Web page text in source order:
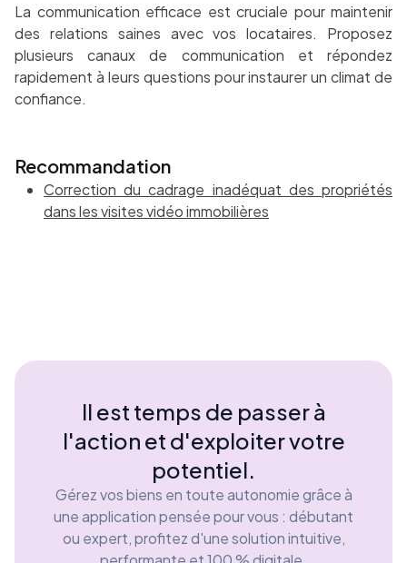
La communication efficace est cruciale pour maintenir
des relations saines avec vos locataires. Proposez
plusieurs canaux de communication et répondez
rapidement à leurs questions pour instaurer un climat de
confiance.
Recommandation
Correction du cadrage inadéquat des propriétés
dans les visites vidéo immobilières
Il est temps de passer à
l'action et d'exploiter votre
potentiel.
Gérez vos biens en toute autonomie grâce à
une application pensée pour vous : débutant
ou expert, profitez d'une solution intuitive,